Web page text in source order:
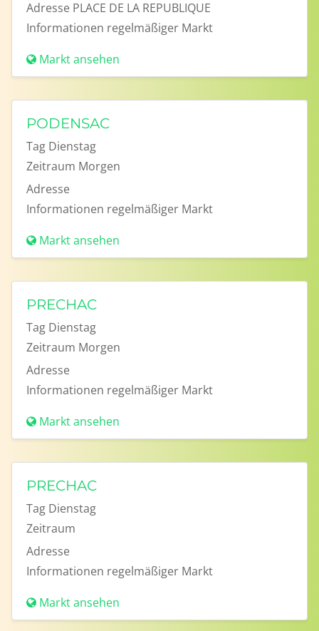
Adresse PLACE DE LA REPUBLIQUE
Informationen regelmäßiger Markt
Markt ansehen
PODENSAC
Tag Dienstag
Zeitraum Morgen
Adresse
Informationen regelmäßiger Markt
Markt ansehen
PRECHAC
Tag Dienstag
Zeitraum Morgen
Adresse
Informationen regelmäßiger Markt
Markt ansehen
PRECHAC
Tag Dienstag
Zeitraum
Adresse
Informationen regelmäßiger Markt
Markt ansehen